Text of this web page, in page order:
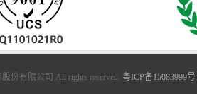
份有限公司 All rights reserved. 粤ICP备15083999号